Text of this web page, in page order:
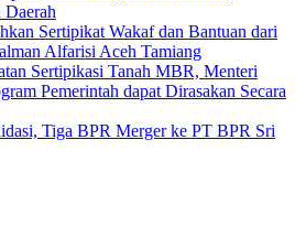
Daerah
Sertipikat Wakaf dan Bantuan dari
Alfarisi Aceh Tamiang
Sertipikasi Tanah MBR, Menteri
Pemerintah dapat Dirasakan Secara
Tiga BPR Merger ke PT BPR Sri